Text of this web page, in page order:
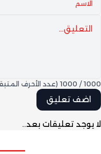
1000
/
1000 (عدد الأحرف
لا يوجد تعليقات بعد..